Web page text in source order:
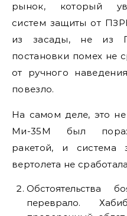
рынок, который
систем защиты от
из засады, не из
постановки помех не
от ручного
повезло.
На самом деле, это
Ми-35М был
ракетой, и система
вертолета не
переврало.